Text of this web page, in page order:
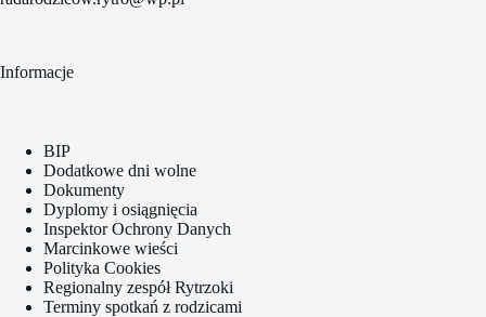
Informacje
BIP
Dodatkowe dni wolne
Dokumenty
Dyplomy i osiągnięcia
Inspektor Ochrony Danych
Marcinkowe wieści
Polityka Cookies
Regionalny zespół Rytrzoki
Terminy spotkań z rodzicami